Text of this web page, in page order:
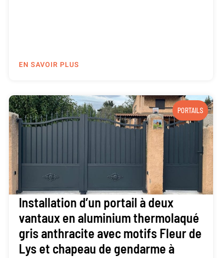
EN SAVOIR PLUS
PORTAILS
Installation d’un portail à deux
vantaux en aluminium thermolaqué
gris anthracite avec motifs Fleur de
Lys et chapeau de gendarme à